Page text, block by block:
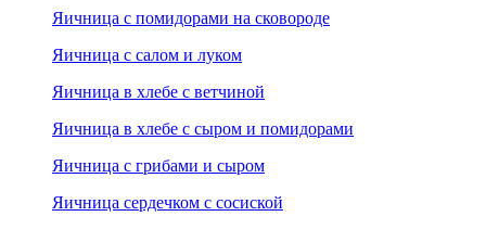
Яичница с помидорами на сковороде
Яичница с салом и луком
Яичница в хлебе с ветчиной
Яичница в хлебе с сыром и помидорами
Яичница с грибами и сыром
Яичница сердечком с сосиской